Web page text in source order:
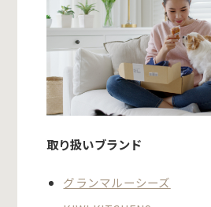
取り扱いブランド
グランマルーシーズ